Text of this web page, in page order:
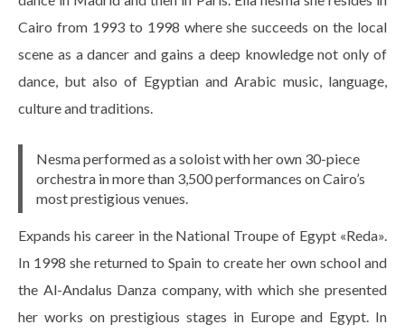
Cairo from 1993 to 1998 where she succeeds on the local
scene as a dancer and gains a deep knowledge not only of
dance, but also of Egyptian and Arabic music, language,
culture and traditions.
Nesma performed as a soloist with her own 30-piece
orchestra in more than 3,500 performances on Cairo’s
most prestigious venues.
Expands his career in the National Troupe of Egypt «Reda».
In 1998 she returned to Spain to create her own school and
the Al-Andalus Danza company, with which she presented
her works on prestigious stages in Europe and Egypt. In